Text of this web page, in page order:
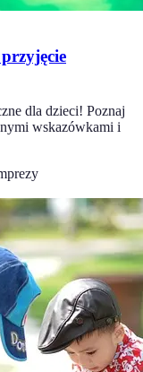
dla dzieci! Poznaj
wskazówkami i